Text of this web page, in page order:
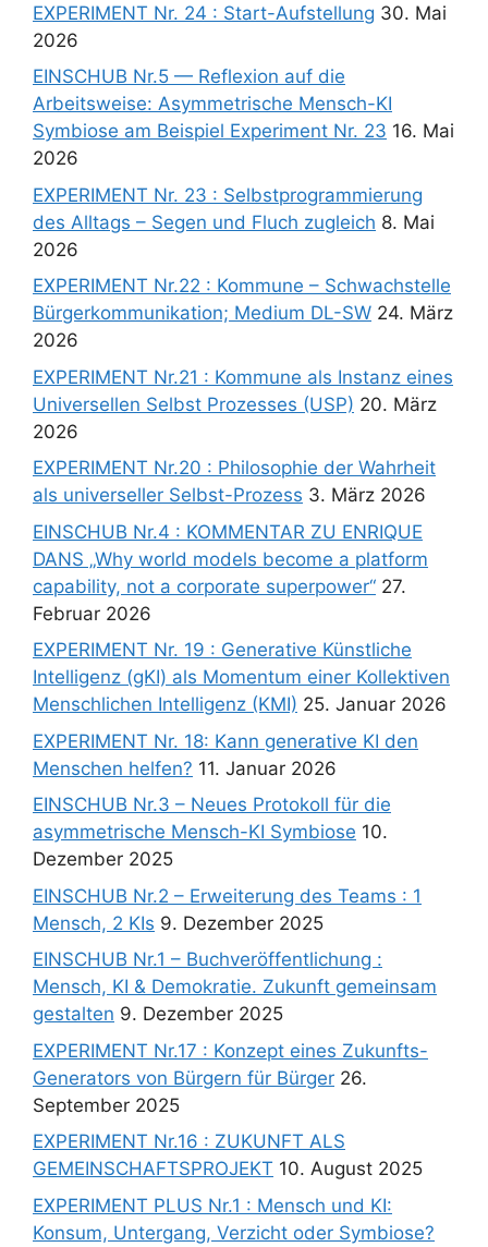
EXPERIMENT Nr. 24 : Start-Aufstellung 30. Mai
2026
EINSCHUB Nr.5 — Reflexion auf die
Arbeitsweise: Asymmetrische Mensch-KI
Symbiose am Beispiel Experiment Nr. 23 16. Mai
2026
EXPERIMENT Nr. 23 : Selbstprogrammierung
des Alltags – Segen und Fluch zugleich 8. Mai
2026
EXPERIMENT Nr.22 : Kommune – Schwachstelle
Bürgerkommunikation; Medium DL-SW 24. März
2026
EXPERIMENT Nr.21 : Kommune als Instanz eines
Universellen Selbst Prozesses (USP) 20. März
2026
EXPERIMENT Nr.20 : Philosophie der Wahrheit
als universeller Selbst-Prozess 3. März 2026
EINSCHUB Nr.4 : KOMMENTAR ZU ENRIQUE
DANS „Why world models become a platform
capability, not a corporate superpower“ 27.
Februar 2026
EXPERIMENT Nr. 19 : Generative Künstliche
Intelligenz (gKI) als Momentum einer Kollektiven
Menschlichen Intelligenz (KMI) 25. Januar 2026
EXPERIMENT Nr. 18: Kann generative KI den
Menschen helfen? 11. Januar 2026
EINSCHUB Nr.3 – Neues Protokoll für die
asymmetrische Mensch-KI Symbiose 10.
Dezember 2025
EINSCHUB Nr.2 – Erweiterung des Teams : 1
Mensch, 2 KIs 9. Dezember 2025
EINSCHUB Nr.1 – Buchveröffentlichung :
Mensch, KI & Demokratie. Zukunft gemeinsam
gestalten 9. Dezember 2025
EXPERIMENT Nr.17 : Konzept eines Zukunfts-
Generators von Bürgern für Bürger 26.
September 2025
EXPERIMENT Nr.16 : ZUKUNFT ALS
GEMEINSCHAFTSPROJEKT 10. August 2025
EXPERIMENT PLUS Nr.1 : Mensch und KI:
Konsum, Untergang, Verzicht oder Symbiose?